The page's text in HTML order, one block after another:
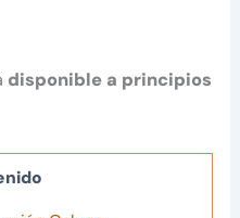
disponible a principios